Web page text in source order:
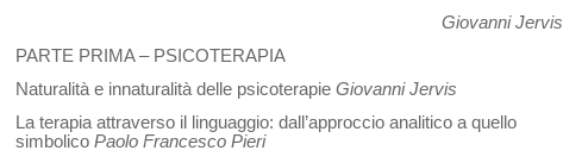
Giovanni Jervis
PARTE PRIMA – PSICOTERAPIA
Naturalità e innaturalità delle psicoterapie Giovanni Jervis
La terapia attraverso il linguaggio: dall’approccio analitico a quello
simbolico Paolo Francesco Pieri